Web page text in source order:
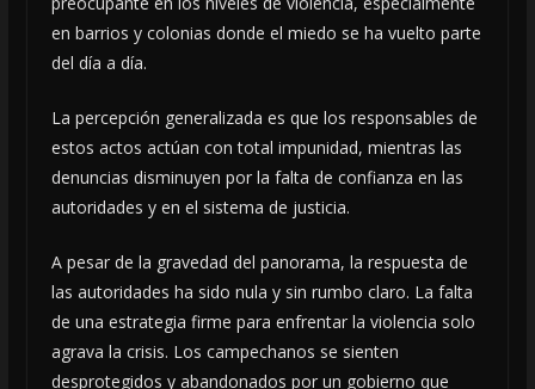
en barrios y colonias donde el miedo se ha vuelto parte
del día a día.
La percepción generalizada es que los responsables de
estos actos actúan con total impunidad, mientras las
denuncias disminuyen por la falta de confianza en las
autoridades y en el sistema de justicia.
A pesar de la gravedad del panorama, la respuesta de
las autoridades ha sido nula y sin rumbo claro. La falta
de una estrategia firme para enfrentar la violencia solo
agrava la crisis. Los campechanos se sienten
desprotegidos y abandonados por un gobierno que